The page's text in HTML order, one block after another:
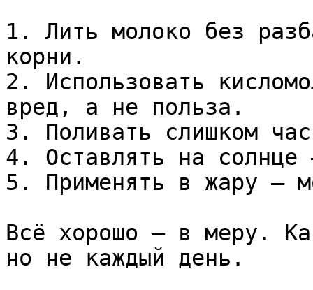
1. Лить молоко без
корни.
2. Использовать
вред, а не польза.
3. Поливать слишком
4. Оставлять на солнце
5. Применять в жару —
Всё хорошо — в меру.
но не каждый день.